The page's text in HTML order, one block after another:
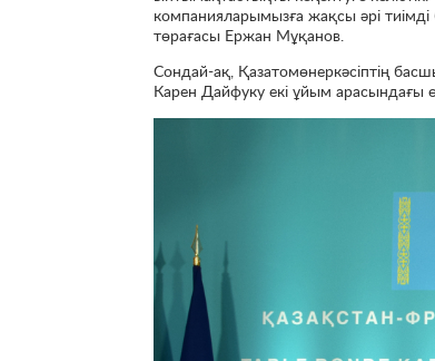
компанияларымызға жақсы әрі тиімді
төрағасы Ержан Мұқанов.
Сондай-ақ, Қазатомөнеркәсіптің
Карен Дайфуку екі ұйым арасындағы